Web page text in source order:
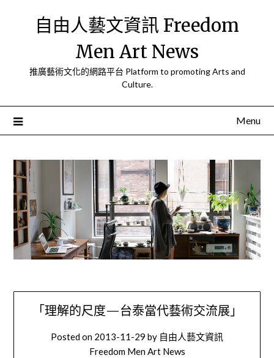
自由人藝文資訊 Freedom
Men Art News
推廣藝術文化的網路平台 Platform to promoting Arts and
Culture.
Menu
「理解的尺度—台泰當代藝術交流展」
Posted on 2013-11-29 by 自由人藝文資訊
Freedom Men Art News